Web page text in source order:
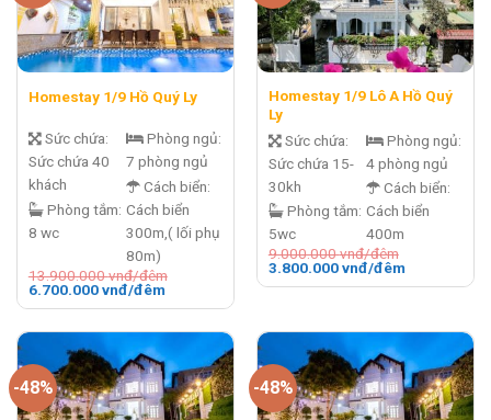
Homestay 1/9 Hồ Quý Ly
Sức chứa:
Sức chứa 40
khách
Phòng tắm:
8 wc
Phòng ngủ:
7 phòng ngủ
Cách biển:
Cách biển
300m,( lối phụ
80m)
13.900.000vnđ/đêm
Giá
13.900.000 vnđ/
6.700.000vnđ/đêmGiá
là:
6.700.000 vnđ/
đêm.
Homestay 1/9 Lô A Hồ Quý
Ly
Sức chứa:
Sức chứa 15-
30kh
Phòng tắm:
5wc
Phòng ngủ:
4 phòng ngủ
Cách biển:
Cách biển
400m
9.000.000vnđ/đêm
Giá
3.800.000vnđ/đêmGiá
đêm.
-48% -48%